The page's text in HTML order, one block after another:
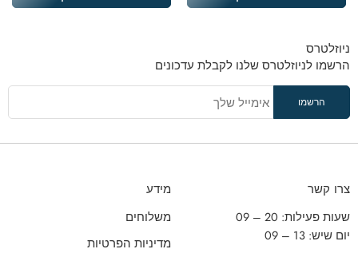
ניוזלטרס
הרשמו לניוזלטרס שלנו לקבלת עדכונים
צרו קשר
שעות פעילות: 20 – 09
יום שיש: 13 – 09
מידע
משלוחים
מדיניות הפרטיות